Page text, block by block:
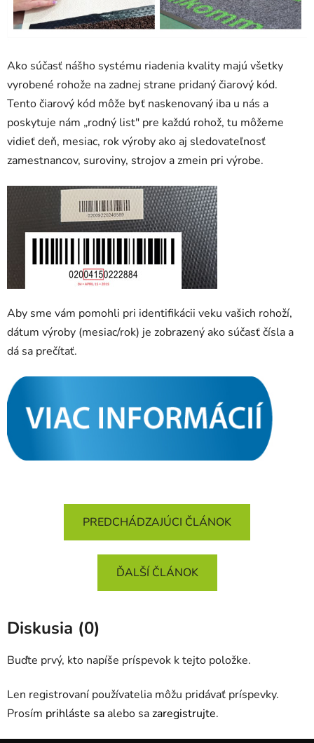
Ako súčasť nášho systému riadenia kvality majú všetky
vyrobené rohože na zadnej strane pridaný čiarový kód.
Tento čiarový kód môže byť naskenovaný iba u nás a
poskytuje nám „rodný list" pre každú rohož, tu môžeme
vidieť deň, mesiac, rok výroby ako aj sledovateľnosť
zamestnancov, suroviny, strojov a zmein pri výrobe.
Aby sme vám pomohli pri identifikácii veku vašich rohoží,
dátum výroby (mesiac/rok) je zobrazený ako súčasť čísla a
dá sa prečítať.
PREDCHÁDZAJÚCI ČLÁNOK
ĎALŠÍ ČLÁNOK
Diskusia (0)
Buďte prvý, kto napíše príspevok k tejto položke.
Len registrovaní používatelia môžu pridávať príspevky.
Prosím prihláste sa alebo sazaregistrujte.